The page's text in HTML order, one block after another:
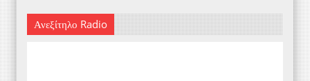
Ανεξίτηλο Radio